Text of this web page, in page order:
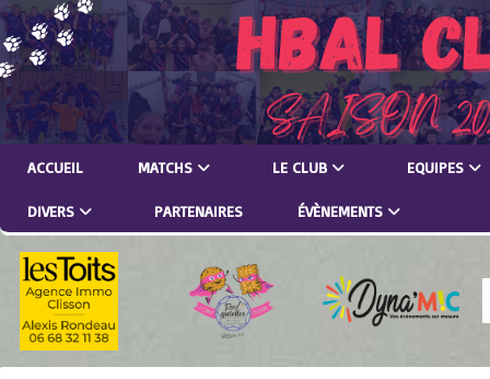
ACCUEIL MATCHS LE CLUB EQUIPES
DIVERS PARTENAIRES ÉVÈNEMENTS
Panneau de gestion des cookies